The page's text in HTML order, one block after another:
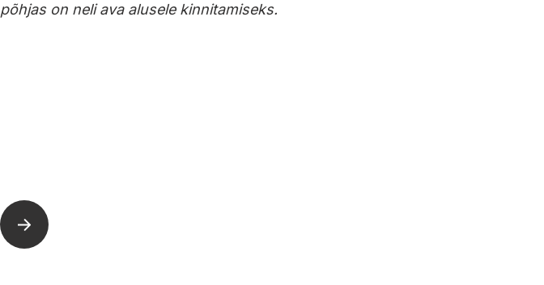
põhjas on neli ava alusele kinnitamiseks.